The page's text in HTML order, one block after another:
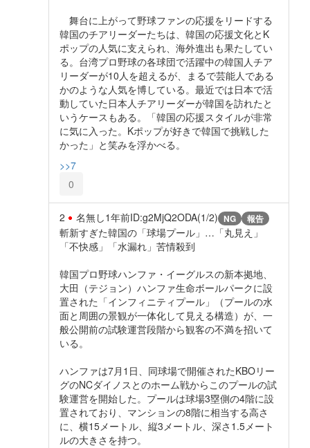
舞台に上がって野球ファンの応援をリードする
韓国のチアリーダーたちは、韓国の応援文化とK
ポップの人気に支えられ、海外進出も果たしてい
る。台湾プロ野球の各球団で活躍中の韓国人チア
リーダーが10人を超えるが、まるで芸能人である
かのような人気を博している。最近では日本で活
動していた日本人チアリーダーが韓国を訪れたと
いうケースもある。「韓国の応援スタイルが非常
に気に入った。Kポップが好きで韓国で挑戦した
かった」と笑みを浮かべる。
>>7
0
2 名無し1年前ID:g2MjQ2ODA(1/2) NG 報告
斬新すぎた韓国の「球場プール」…「丸見え」
「不快感」「水漏れ」苦情殺到
韓国プロ野球ハンファ・イーグルスの新本拠地、
大田（テジョン）ハンファ生命ボールパークに設
置された「インフィニティプール」（プールの水
面と周囲の景観が一体化して見える構造）が、一
般公開前の試験運営段階から観客の不満を招いて
いる。
ハンファは7月1日、同球場で開催されたKBOリー
グのNCダイノスとのホーム戦からこのプールの試
験運営を開始した。プールは球場3塁側の4階に設
置されており、マンションの8階に相当する高さ
に、横15メートル、縦3メートル、深さ1.5メート
ルの大きさを持つ。